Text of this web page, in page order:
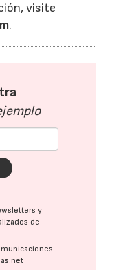
visite
.
y
de